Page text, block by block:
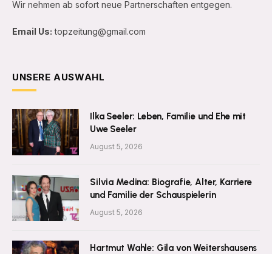
Wir nehmen ab sofort neue Partnerschaften entgegen.
Email Us: topzeitung@gmail.com
UNSERE AUSWAHL
Ilka Seeler: Leben, Familie und Ehe mit
Uwe Seeler
August 5, 2026
Silvia Medina: Biografie, Alter, Karriere
und Familie der Schauspielerin
August 5, 2026
Hartmut Wahle: Gila von Weitershausens